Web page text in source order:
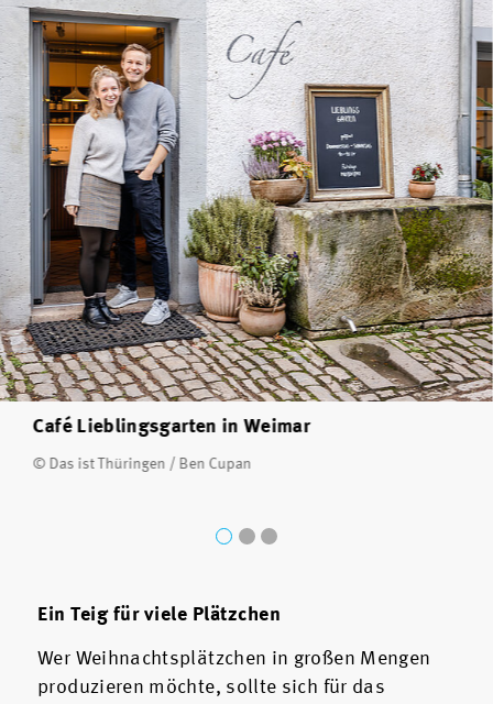
Café Lieblingsgarten in Weimar
© Das ist Thüringen / Ben Cupan
Ein Teig für viele Plätzchen
Wer Weihnachtsplätzchen in großen Mengen
produzieren möchte, sollte sich für das